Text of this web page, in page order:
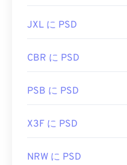
JXL に PSD
CBR に PSD
PSB に PSD
X3F に PSD
NRW に PSD